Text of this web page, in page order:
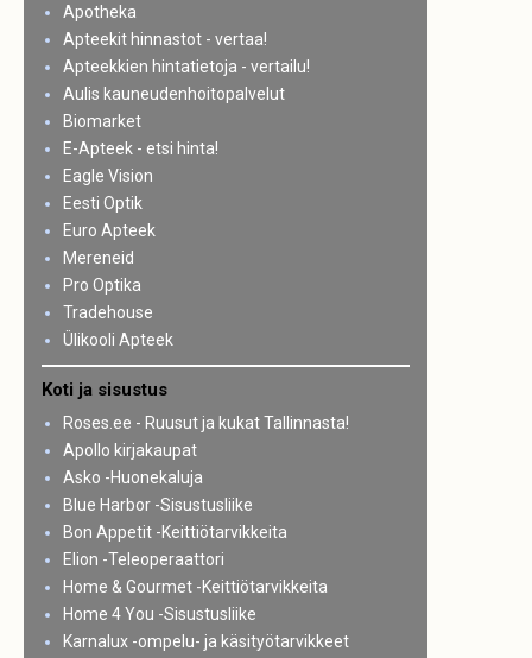
Apotheka
Apteekit hinnastot - vertaa!
Apteekkien hintatietoja - vertailu!
Aulis kauneudenhoitopalvelut
Biomarket
E-Apteek - etsi hinta!
Eagle Vision
Eesti Optik
Euro Apteek
Mereneid
Pro Optika
Tradehouse
Ülikooli Apteek
Koti ja sisustus
Roses.ee - Ruusut ja kukat Tallinnasta!
Apollo kirjakaupat
Asko -Huonekaluja
Blue Harbor -Sisustusliike
Bon Appetit -Keittiötarvikkeita
Elion -Teleoperaattori
Home & Gourmet -Keittiötarvikkeita
Home 4 You -Sisustusliike
Karnalux -ompelu- ja käsityötarvikkeet